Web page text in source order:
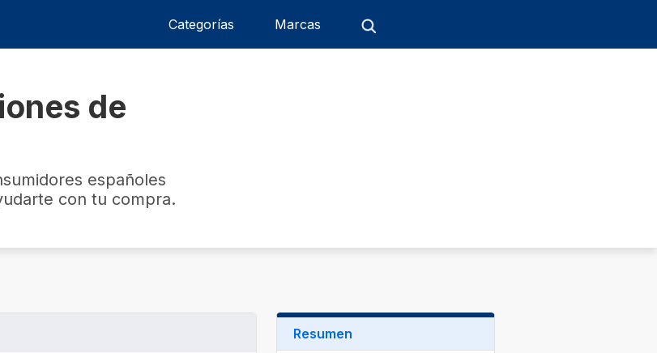
Categorías Marcas
de
españoles
con tu compra.
Resumen